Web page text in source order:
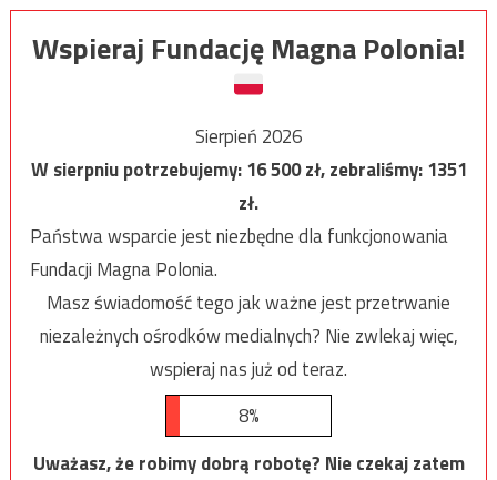
Wspieraj Fundację Magna Polonia!
Sierpień 2026
W sierpniu potrzebujemy:16 500zł, zebraliśmy:1351
zł.
Państwa wsparcie jest niezbędne dla funkcjonowania
Fundacji Magna Polonia.
Masz świadomość tego jak ważne jest przetrwanie
niezależnych ośrodków medialnych? Nie zwlekaj więc,
wspieraj nas już od teraz.
8%
Uważasz, że robimy dobrą robotę? Nie czekaj zatem